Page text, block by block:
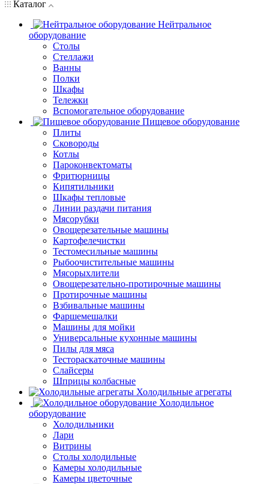
Каталог
Нейтральное
оборудование
Столы
Стеллажи
Ванны
Полки
Шкафы
Тележки
Вспомогательное оборудование
Пищевое оборудование
Плиты
Сковороды
Котлы
Пароконвектоматы
Фритюрницы
Кипятильники
Шкафы тепловые
Линии раздачи питания
Мясорубки
Овощерезательные машины
Картофелечистки
Тестомесильные машины
Рыбоочистительные машины
Мясорыхлители
Овощерезательно-протирочные машины
Протирочные машины
Взбивальные машины
Фаршемешалки
Машины для мойки
Универсальные кухонные машины
Пилы для мяса
Тестораскаточные машины
Слайсеры
Шприцы колбасные
Холодильные агрегаты
Холодильное
оборудование
Холодильники
Лари
Витрины
Столы холодильные
Камеры холодильные
Камеры цветочные